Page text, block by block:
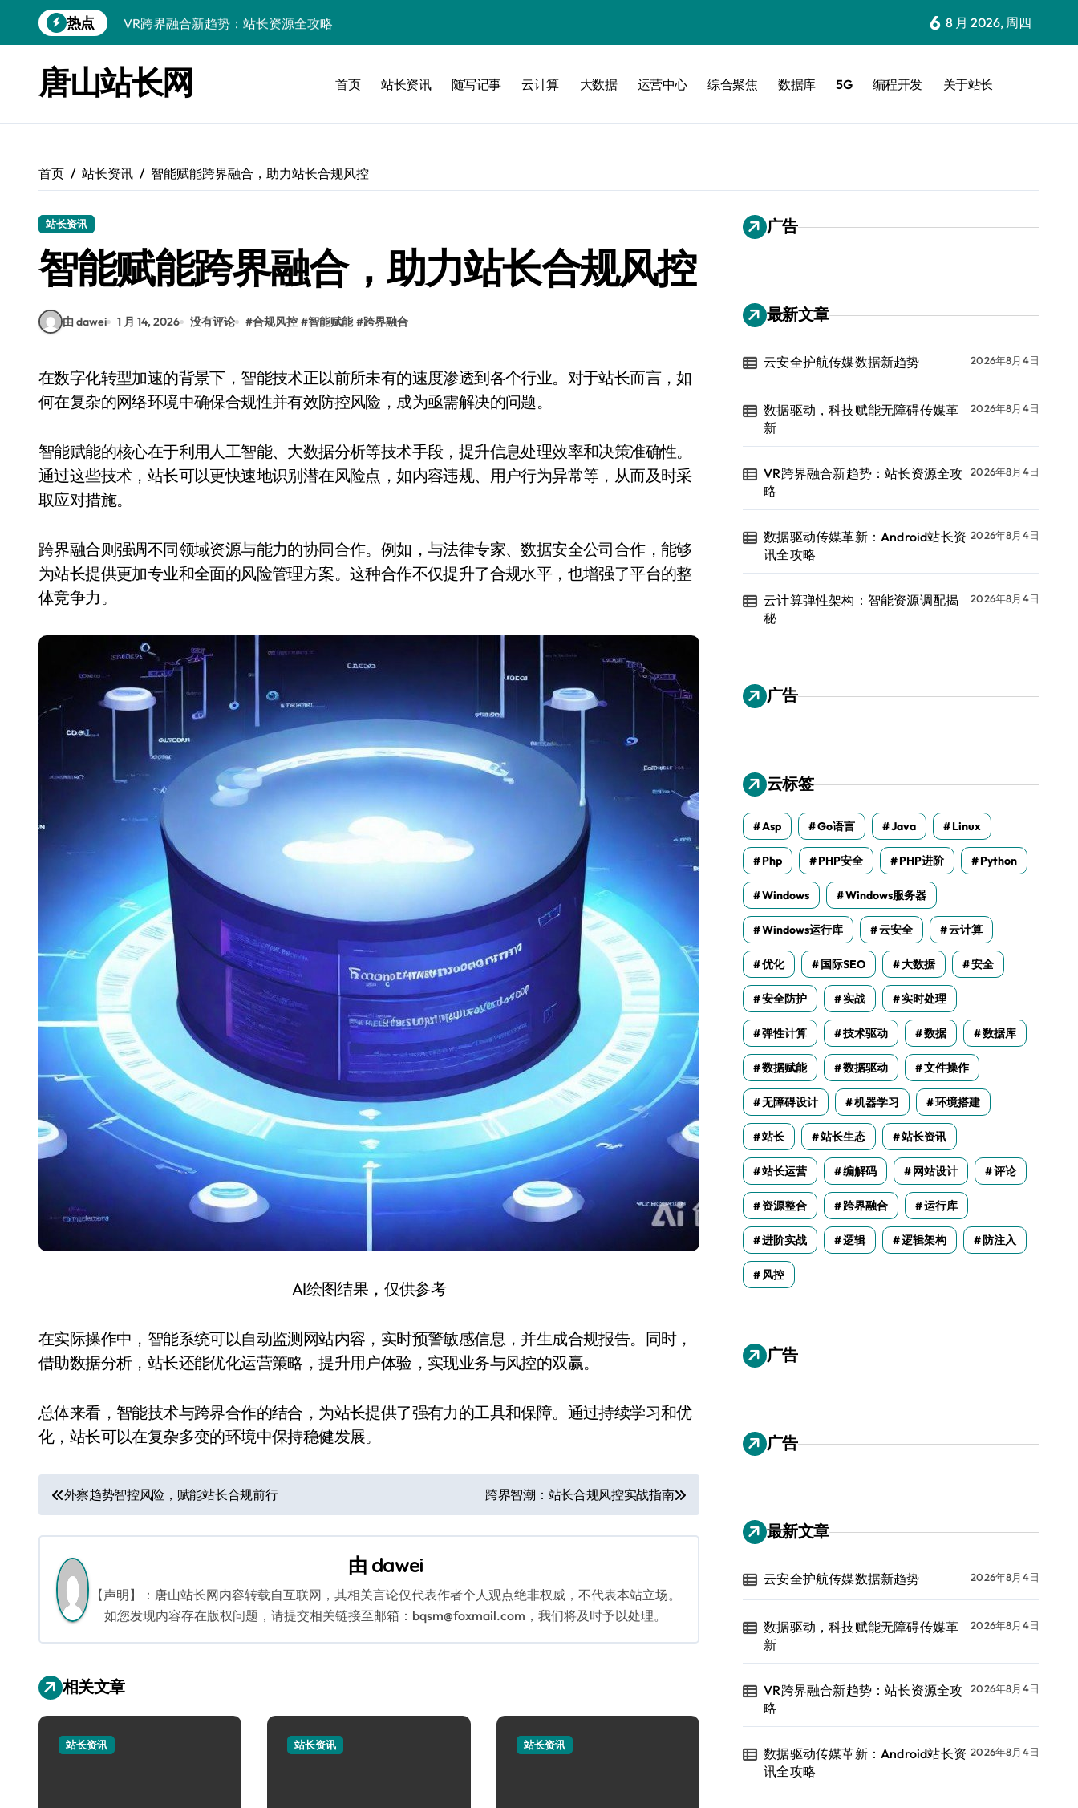
到
热点
VR跨界融合新趋势：站长资源全攻略
云计算弹性架构：智能资源调配揭秘
数据驱动传媒革新：交互优化实战解析
数据驱动下的传媒生态量子跃迁
数据驱动创新：科技赋能传媒增长
云安全护航传媒数据新趋势
6 8 月 2026, 周四
唐山站长网 首页 站长资讯 随写记事 云计算 大数据 运营中心 综合聚焦 数据库 5G 编程开发 关于站长
首页 站长资讯 智能赋能跨界融合，助力站长合规风控
站长资讯
智能赋能跨界融合，助力站长合规风控
由 dawei 1 月 14, 2026 没有评论 #合规风控 #智能赋能 #跨界融合
在数字化转型加速的背景下，智能技术正以前所未有的速度渗透到各个行业。对于站长而言，如
何在复杂的网络环境中确保合规性并有效防控风险，成为亟需解决的问题。
智能赋能的核心在于利用人工智能、大数据分析等技术手段，提升信息处理效率和决策准确性。
通过这些技术，站长可以更快速地识别潜在风险点，如内容违规、用户行为异常等，从而及时采
取应对措施。
跨界融合则强调不同领域资源与能力的协同合作。例如，与法律专家、数据安全公司合作，能够
为站长提供更加专业和全面的风险管理方案。这种合作不仅提升了合规水平，也增强了平台的整
体竞争力。
AI绘图结果，仅供参考
在实际操作中，智能系统可以自动监测网站内容，实时预警敏感信息，并生成合规报告。同时，
借助数据分析，站长还能优化运营策略，提升用户体验，实现业务与风控的双赢。
总体来看，智能技术与跨界合作的结合，为站长提供了强有力的工具和保障。通过持续学习和优
化，站长可以在复杂多变的环境中保持稳健发展。
文
章
导
航
外察趋势智控风险，赋能站长合规前行 跨界智潮：站长合规风控实战指南
由 dawei
【声明】：唐山站长网内容转载自互联网，其相关言论仅代表作者个人观点绝非权威，不代表本站立场。
如您发现内容存在版权问题，请提交相关链接至邮箱：bqsm@foxmail.com，我们将及时予以处理。
相关文章
站长资讯 站长资讯 站长资讯
广告
最新文章
云安全护航传媒数据新趋势 2026年8月4日
数据驱动，科技赋能无障碍传媒革
新
2026年8月4日
VR跨界融合新趋势：站长资源全攻
略
2026年8月4日
数据驱动传媒革新：Android站长资
讯全攻略
2026年8月4日
云计算弹性架构：智能资源调配揭
秘
2026年8月4日
广告
云标签
Asp Go语言 Java Linux
Php PHP安全 PHP进阶 Python
Windows Windows服务器
Windows运行库 云安全 云计算
优化 国际SEO 大数据 安全
安全防护 实战 实时处理
弹性计算 技术驱动 数据 数据库
数据赋能 数据驱动 文件操作
无障碍设计 机器学习 环境搭建
站长 站长生态 站长资讯
站长运营 编解码 网站设计 评论
资源整合 跨界融合 运行库
进阶实战 逻辑 逻辑架构 防注入
风控
广告
广告
最新文章
云安全护航传媒数据新趋势 2026年8月4日
数据驱动，科技赋能无障碍传媒革
新
2026年8月4日
VR跨界融合新趋势：站长资源全攻
略
2026年8月4日
数据驱动传媒革新：Android站长资
讯全攻略
2026年8月4日